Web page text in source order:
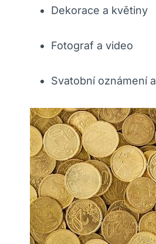
Dekorace a květiny
Fotograf a video
Svatobní oznámení